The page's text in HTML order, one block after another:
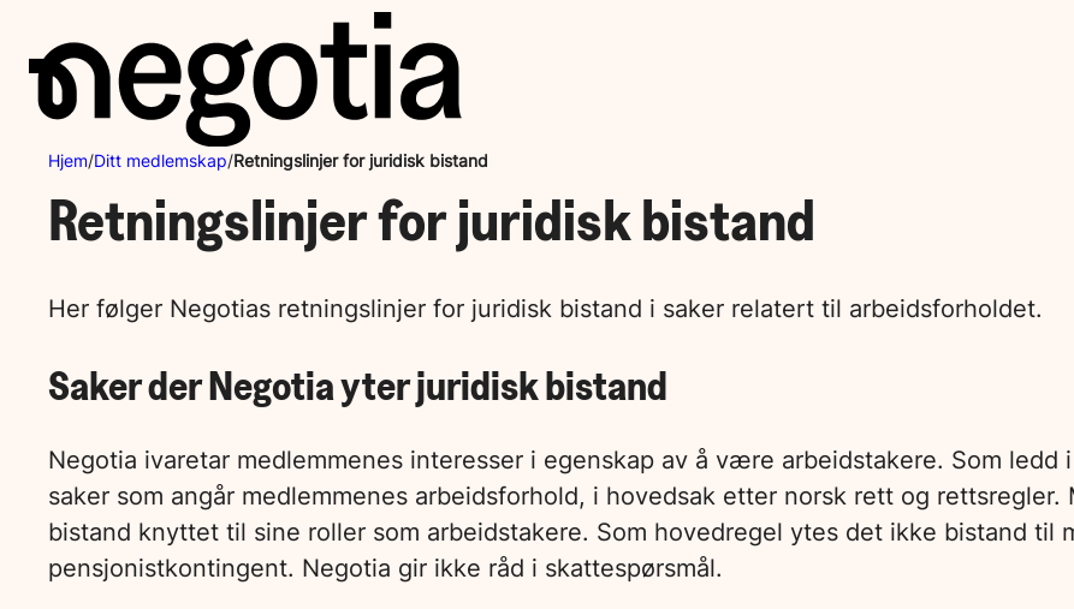
innhold
Hjem/Ditt medlemskap/Retningslinjer for juridisk bistand
Retningslinjer for juridisk bistand
Her følger Negotias retningslinjer for juridisk bistand i saker relatert til arbeidsforholdet.
Saker der Negotia yter juridisk bistand
Negotia ivaretar medlemmenes interesser i egenskap av å være arbeidstakere. Som
saker som angår medlemmenes arbeidsforhold, i hovedsak etter norsk rett og
bistand knyttet til sine roller som arbeidstakere. Som hovedregel ytes det ikke bistand til
pensjonistkontingent. Negotia gir ikke råd i skattespørsmål.